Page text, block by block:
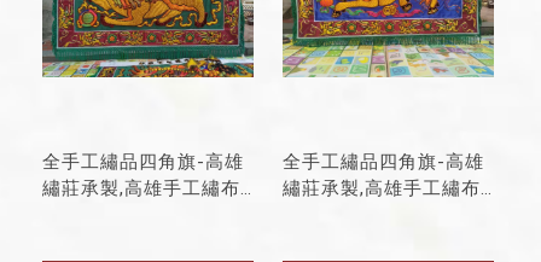
全手工繡品四角旗-高雄
繡莊承製,高雄手工繡布
全手工繡品四角旗-高雄
繡莊承製,高雄手工繡布